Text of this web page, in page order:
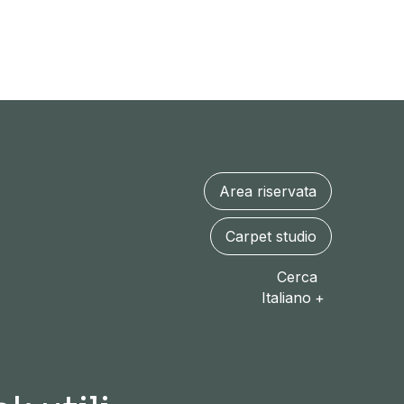
Area riservata
Carpet studio
Cerca
Italiano